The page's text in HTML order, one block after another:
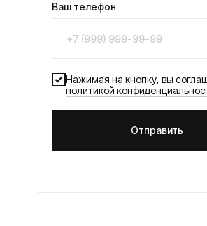
Ваш телефон
Нажимая на кнопку, вы
политикой
Отправить